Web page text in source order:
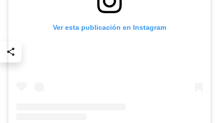
Ver esta publicación en Instagram